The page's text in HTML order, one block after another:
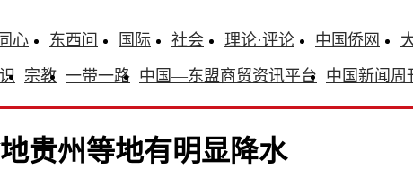
同心 东西问 国际 社会 理论·评论 中国侨网
宗教 一带一路 中国—东盟商贸资讯平台 中国新闻周
贵州等地有明显降水